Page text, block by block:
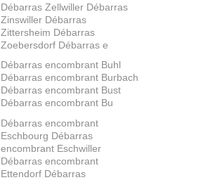
Débarras Zellwiller Débarras
Zinswiller Débarras
Zittersheim Débarras
Zoebersdorf Débarras e
Débarras encombrant Buhl
Débarras encombrant Burbach
Débarras encombrant Bust
Débarras encombrant Bu
Débarras encombrant
Eschbourg Débarras
encombrant Eschwiller
Débarras encombrant
Ettendorf Débarras